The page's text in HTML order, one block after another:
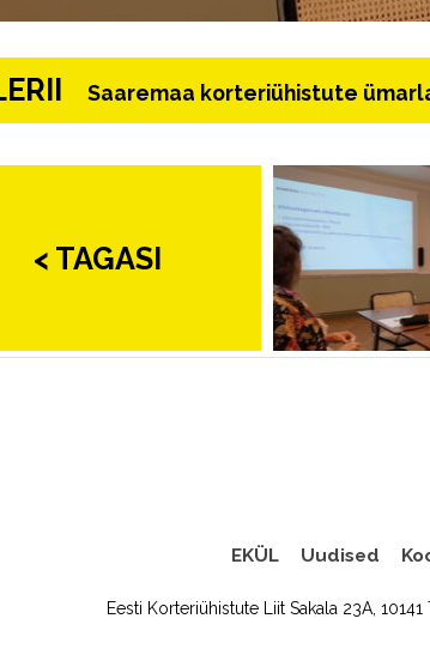
Saaremaa korteriühistute
< TAGASI
EKÜL Uudised
Eesti Korteriühistute Liit Sakala 23A, 10141